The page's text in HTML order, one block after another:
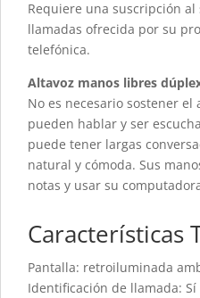
Requiere una suscripción
llamadas ofrecida por su
telefónica.
Altavoz manos libres
No es necesario sostener
pueden hablar y ser
puede tener largas
natural y cómoda. Sus
notas y usar su
Características
Pantalla: retroiluminada
Identificación de llamada: Sí